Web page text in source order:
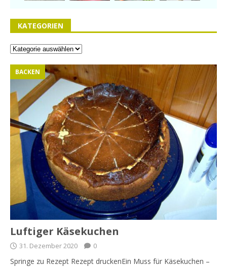
KATEGORIEN
Luftiger Käsekuchen
BACKEN
31. Dezember 2020 0
Springe zu Rezept Rezept druckenEin Muss für Käsekuchen –